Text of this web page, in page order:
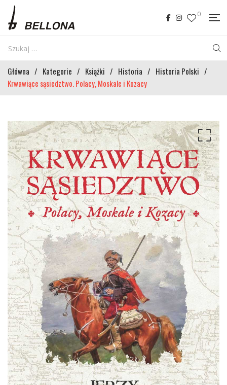
0
Główna / Kategorie / Książki / Historia / Historia Polski /
Krwawiące sąsiedztwo. Polacy, Moskale i Kozacy